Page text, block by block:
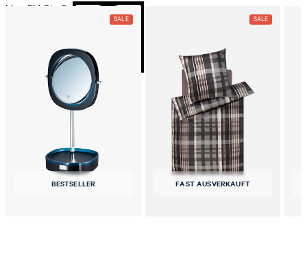
Trommeltrocknen allgemein
Line-Eid-Str. 6
contact@strellson.com
Produzent
Sonnenwiesenstrasse 21
8280 Kreuzlingen
BESTSELLER FAST AUSVERKAUFT